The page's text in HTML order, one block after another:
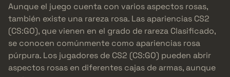
Aunque el juego cuenta con varios aspectos rosas,
también existe una rareza rosa. Las apariencias CS2
(CS:GO), que vienen en el grado de rareza Clasificado,
se conocen comúnmente como apariencias rosa
púrpura. Los jugadores de CS2 (CS:GO) pueden abrir
aspectos rosas en diferentes cajas de armas, aunque